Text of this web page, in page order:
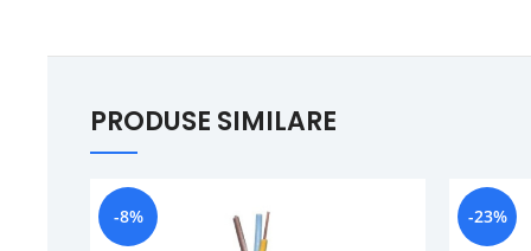
PRODUSE SIMILARE
-8% -23%